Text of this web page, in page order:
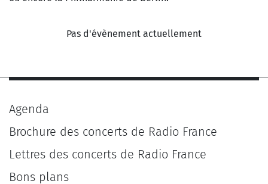
Pas d'évènement actuellement
Agenda
Brochure des concerts de Radio France
Lettres des concerts de Radio France
Bons plans